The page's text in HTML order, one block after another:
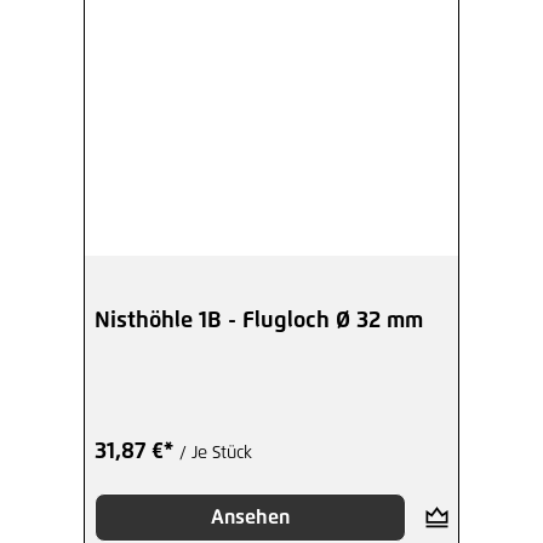
Nisthöhle 1B - Flugloch Ø 32 mm
31,87 €* / Je Stück
Ansehen